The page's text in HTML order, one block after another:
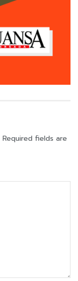
Required fields are